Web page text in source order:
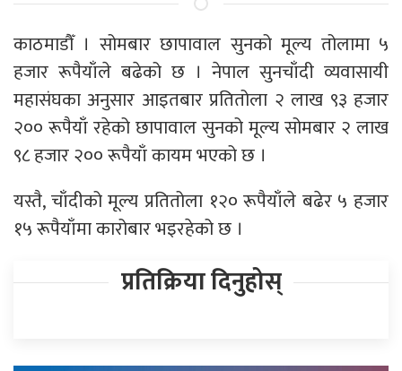
काठमाडौँ । सोमबार छापावाल सुनको मूल्य तोलामा ५
हजार रूपैयाँले बढेको छ । नेपाल सुनचाँदी व्यवासायी
महासंघका अनुसार आइतबार प्रतितोला २ लाख ९३ हजार
२०० रूपैयाँ रहेको छापावाल सुनको मूल्य सोमबार २ लाख
९८ हजार २०० रूपैयाँ कायम भएको छ ।
यस्तै, चाँदीको मूल्य प्रतितोला १२० रूपैयाँले बढेर ५ हजार
१५ रूपैयाँमा कारोबार भइरहेको छ ।
प्रतिक्रिया दिनुहोस्